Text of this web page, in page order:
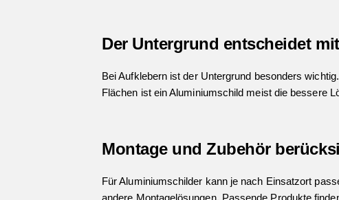
Der Untergrund entscheidet mit
Bei Aufklebern ist der Untergrund besonders
Flächen ist ein Aluminiumschild meist die bessere
Montage und Zubehör
Für Aluminiumschilder kann je nach Einsatzort
andere Montagelösungen. Passende Produkte